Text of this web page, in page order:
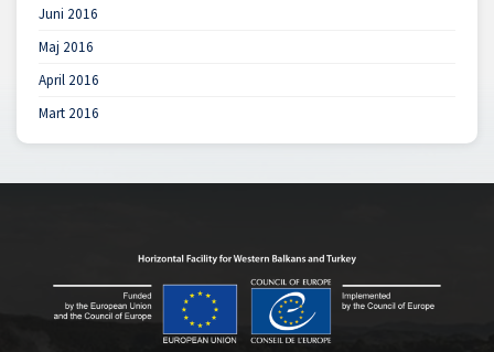
Juni 2016
Maj 2016
April 2016
Mart 2016